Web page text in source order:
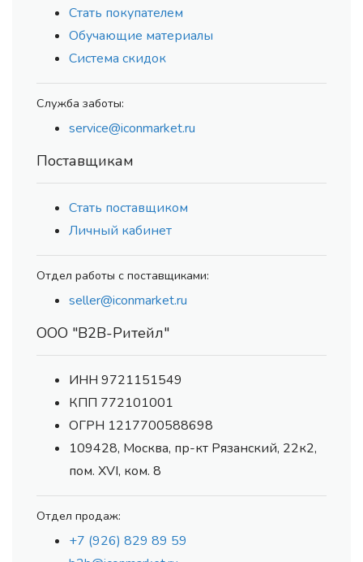
Стать покупателем
Обучающие материалы
Система скидок
Служба заботы:
service@iconmarket.ru
Поставщикам
Стать поставщиком
Личный кабинет
Отдел работы с поставщиками:
seller@iconmarket.ru
ООО "В2В-Ритейл"
ИНН 9721151549
КПП 772101001
ОГРН 1217700588698
109428, Москва, пр-кт Рязанский, 22к2,
пом. XVI, ком. 8
Отдел продаж:
+7 (926) 829 89 59